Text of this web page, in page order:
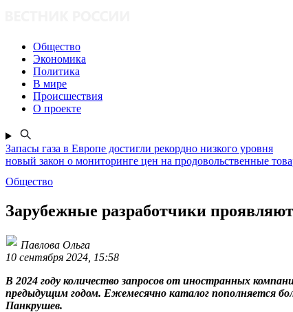
Общество
Экономика
Политика
В мире
Происшествия
О проекте
Запасы газа в Европе достигли рекордно низкого уровня
новый закон о мониторинге цен на продовольственные
Общество
Зарубежные разработчики
Павлова Ольга
10 сентября 2024, 15:58
В 2024 году количество запросов от иностранных
предыдущим годом. Ежемесячно каталог пополняется
Панкрушев.